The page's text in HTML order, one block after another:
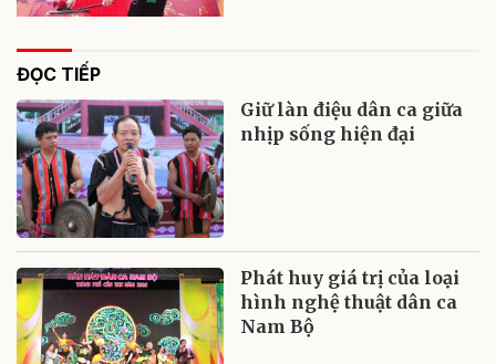
ĐỌC TIẾP
Giữ làn điệu dân ca giữa
nhịp sống hiện đại
Phát huy giá trị của loại
hình nghệ thuật dân ca
Nam Bộ